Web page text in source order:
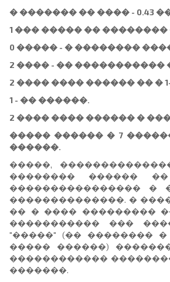
� ������� �� ���� - 0.43
1 ��� ����� �� ��������
0 ����� - � ��������
2 ���� - �� �����������
2 ���� ���� ������ �� �
1 - �� ������.
2 ���� ���� ������ �
����� ������ � 7
������.
�����,
�������� ������
���������������� �
��������������. �
�� � ���� ���������
����������� ���
"�����" (�� ��������
����� ������)
������������
�������.